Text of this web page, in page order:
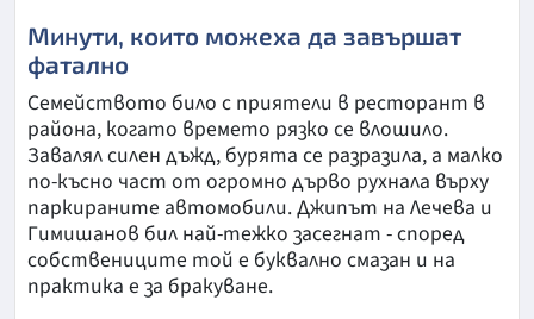
Минути, които можеха да завършат
фатално
Семейството било с приятели в ресторант в
района, когато времето рязко се влошило.
Завалял силен дъжд, бурята се разразила, а малко
по-късно част от огромно дърво рухнала върху
паркираните автомобили. Джипът на Лечева и
Гимишанов бил най-тежко засегнат - според
собствениците той е буквално смазан и на
практика е за бракуване.